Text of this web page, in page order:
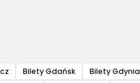
Bilety Gdańsk Bilety Gdynia